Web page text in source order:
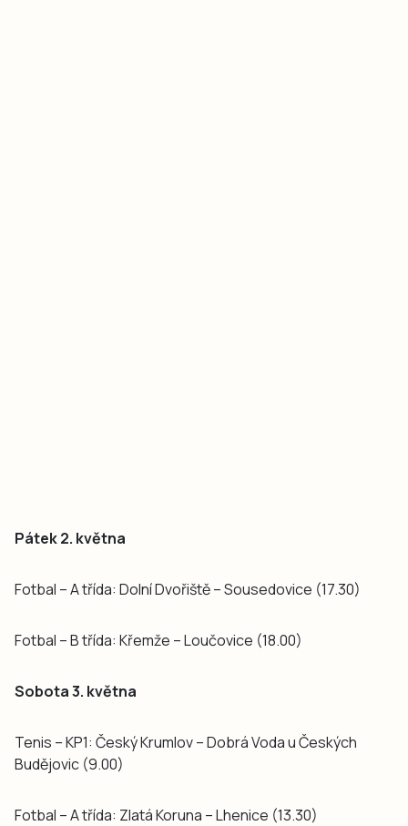
Pátek 2. května
Fotbal – A třída: Dolní Dvořiště – Sousedovice (17.30)
Fotbal – B třída: Křemže – Loučovice (18.00)
Sobota 3. května
Tenis – KP1: Český Krumlov – Dobrá Voda u Českých
Budějovic (9.00)
Fotbal – A třída: Zlatá Koruna – Lhenice (13.30)